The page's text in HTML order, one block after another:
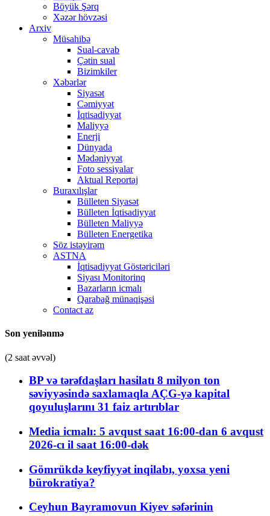
Böyük Şərq
Xəzər hövzəsi
Arxiv
Müsahibə
Sual-cavab
Çətin sual
Bizimkiler
Xəbərlər
Siyasət
Cəmiyyət
İqtisadiyyat
Maliyyə
Enerji
Dünyada
Mədəniyyət
Foto sessiyalar
Aktual Reportaj
Buraxılışlar
Bülleten Siyasət
Bülleten İqtisadiyyat
Bülleten Maliyyə
Bülleten Energetika
Söz istəyirəm
ASTNA
İqtisadiyyat Göstəriciləri
Siyası Monitorinq
Bazarların icmalı
Qarabağ münaqişəsi
Contact az
Son yenilənmə
(2 saat əvvəl)
BP və tərəfdaşları hasilatı 8 milyon ton
səviyyəsində saxlamaqla AÇG-yə kapital
qoyuluşlarını 31 faiz artırıblar
Media icmalı: 5 avqust saat 16:00-dan 6 avqust
2026-cı il saat 16:00-dək
Gömrükdə keyfiyyət inqilabı, yoxsa yeni
bürokratiya?
Ceyhun Bayramovun Kiyev səfərinin